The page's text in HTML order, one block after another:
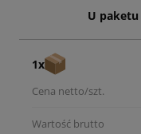
U
1x